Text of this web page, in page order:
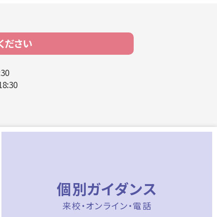
ださい
個別ガイダンス
来校・オンライン・電話